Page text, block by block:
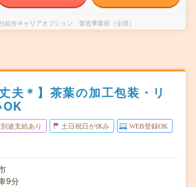
綜合キャリアオプション 製造事業部（全国）
夫＊】茶葉の加工包装・リ
途支給あり 土日祝日が休み WEB登録OK
9分